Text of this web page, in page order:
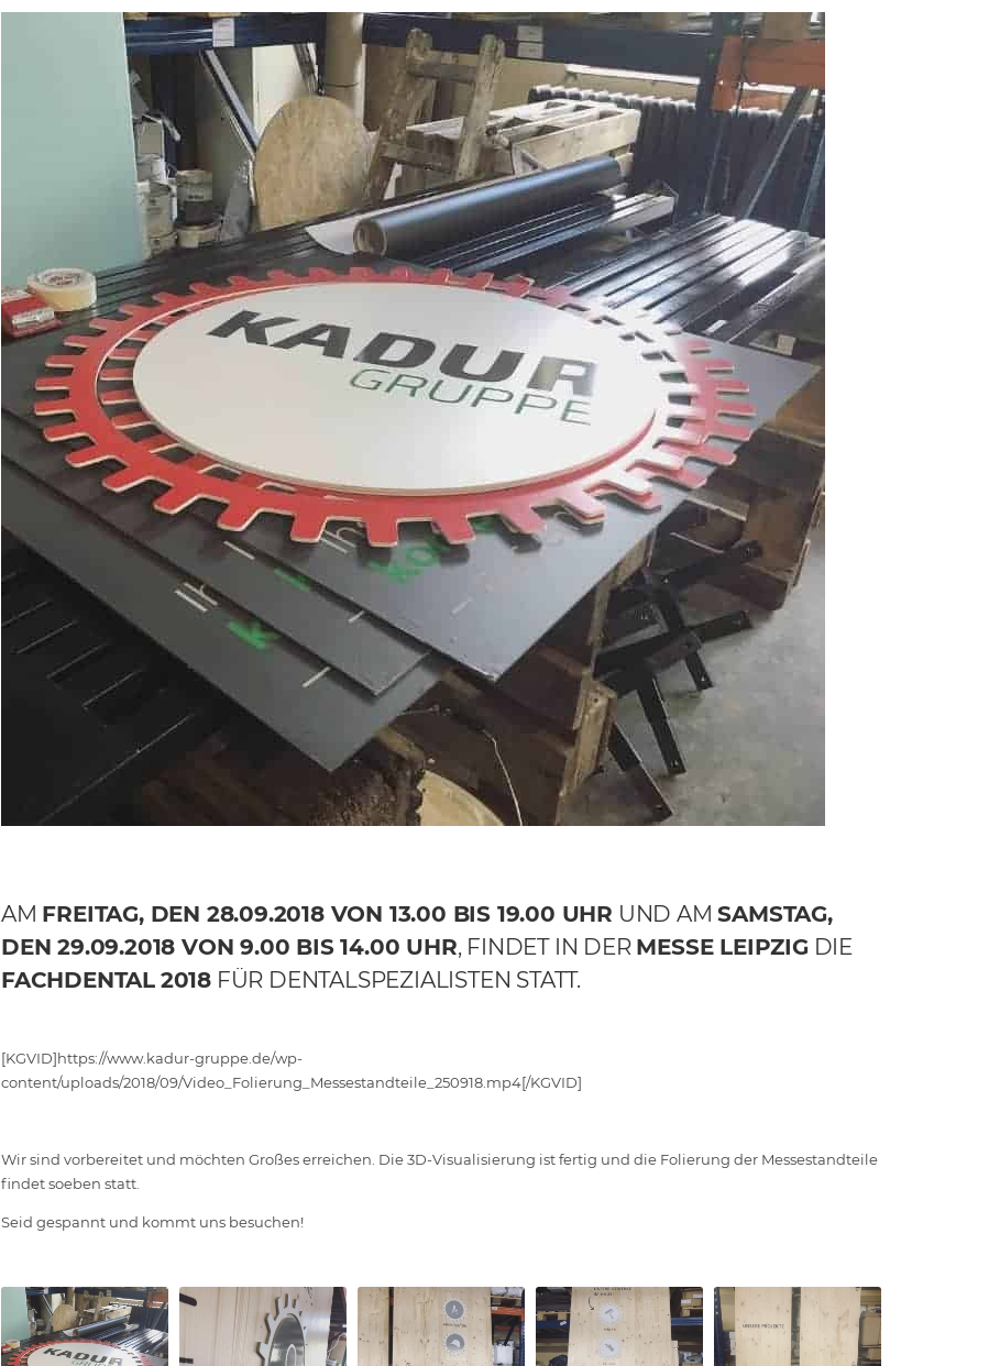
AM FREITAG, DEN 28.09.2018 VON 13.00 BIS 19.00 UHR UND AMSAMSTAG,
DEN 29.09.2018 VON 9.00 BIS 14.00 UHR, FINDET IN DER MESSE LEIPZIG DIE
FACHDENTAL 2018 FÜR DENTALSPEZIALISTEN STATT.
[KGVID]https://www.kadur-gruppe.de/wp-
content/uploads/2018/09/Video_Folierung_Messestandteile_250918.mp4[/KGVID]
Wir sind vorbereitet und möchten Großes erreichen. Die 3D-Visualisierung ist fertig und die Folierung der Messestandteile
findet soeben statt.
Seid gespannt und kommt uns besuchen!